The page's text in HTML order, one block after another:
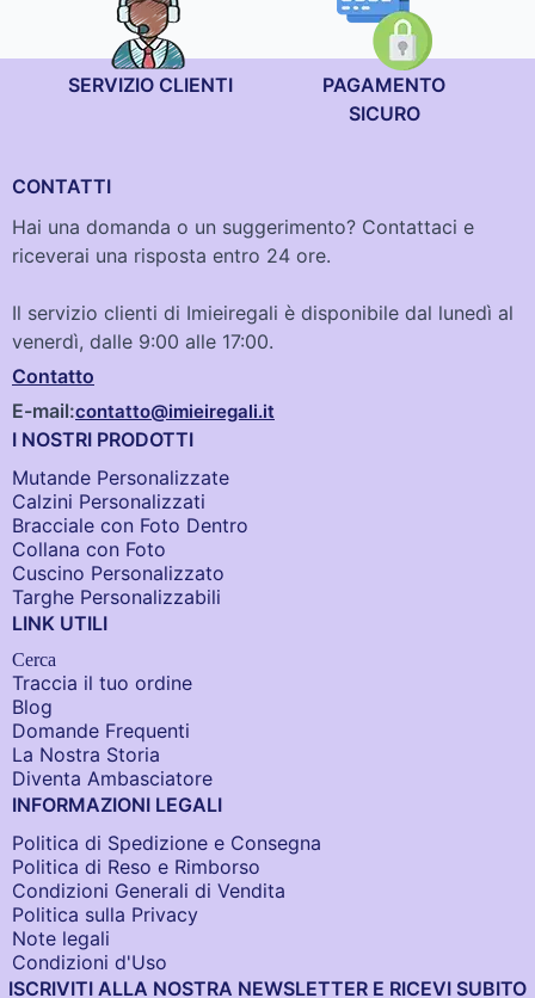
SERVIZIO CLIENTI
PAGAMENTO
SICURO
CONTATTI
Hai una domanda o un suggerimento? Contattaci e
riceverai una risposta entro 24 ore.
Il servizio clienti di Imieiregali è disponibile dal lunedì al
venerdì, dalle 9:00 alle 17:00.
Contatto
E-mail:contatto@imieiregali.it
I NOSTRI PRODOTTI
Mutande Personalizzate
Calzini Personalizzati
Bracciale con Foto Dentro​
Collana con Foto
Cuscino Personalizzato
Targhe Personalizzabili
LINK UTILI
Cerca
Traccia il tuo ordine
Blog
Domande Frequenti
La Nostra Storia
Diventa Ambasciatore
INFORMAZIONI LEGALI
Politica di Spedizione e Consegna
Politica di Reso e Rimborso
Condizioni Generali di Vendita
Politica sulla Privacy
Note legali
Condizioni d'Uso
ISCRIVITI ALLA NOSTRA NEWSLETTER E RICEVI SUBITO